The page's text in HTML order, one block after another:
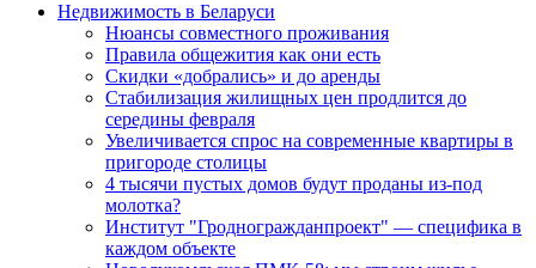
Недвижимость в Беларуси
Нюансы совместного проживания
Правила общежития как они есть
Скидки «добрались» и до аренды
Стабилизация жилищных цен продлится до
середины февраля
Увеличивается спрос на современные квартиры в
пригороде столицы
4 тысячи пустых домов будут проданы из-под
молотка?
Институт "Гродногражданпроект" — специфика в
каждом объекте